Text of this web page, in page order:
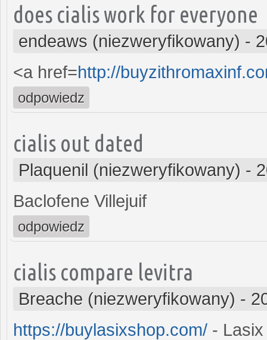
does cialis work for everyone
endeaws (niezweryfikowany) -
<a href=http://
odpowiedz
cialis out dated
Plaquenil (niezweryfikowany) -
Baclofene Villejuif
odpowiedz
cialis compare levitra
Breache (niezweryfikowany) -
https://buylasixshop.com/ - Lasix